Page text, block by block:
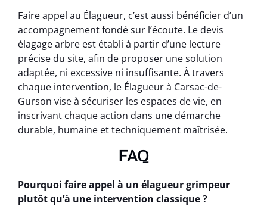
Faire appel au Élagueur, c’est aussi bénéficier d’un
accompagnement fondé sur l’écoute. Le devis
élagage arbre est établi à partir d’une lecture
précise du site, afin de proposer une solution
adaptée, ni excessive ni insuffisante. À travers
chaque intervention, le Élagueur à Carsac-de-
Gurson vise à sécuriser les espaces de vie, en
inscrivant chaque action dans une démarche
durable, humaine et techniquement maîtrisée.
FAQ
Pourquoi faire appel à un élagueur grimpeur
plutôt qu’à une intervention classique ?